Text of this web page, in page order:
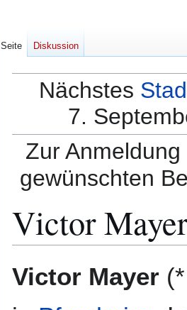
Nächstes
7.
Zur
gewünschten
Victor Mayer
Navigation
Suche
Victor Mayer
Seite Diskussion